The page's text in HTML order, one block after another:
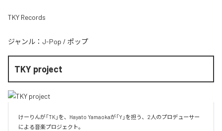
TKY Records
ジャンル： J-Pop / ポップ
TKY project
けーりんが「TK」を、Hayato Yamaokaが「Y」を担う、2人のプロデューサー
による音楽プロジェクト。